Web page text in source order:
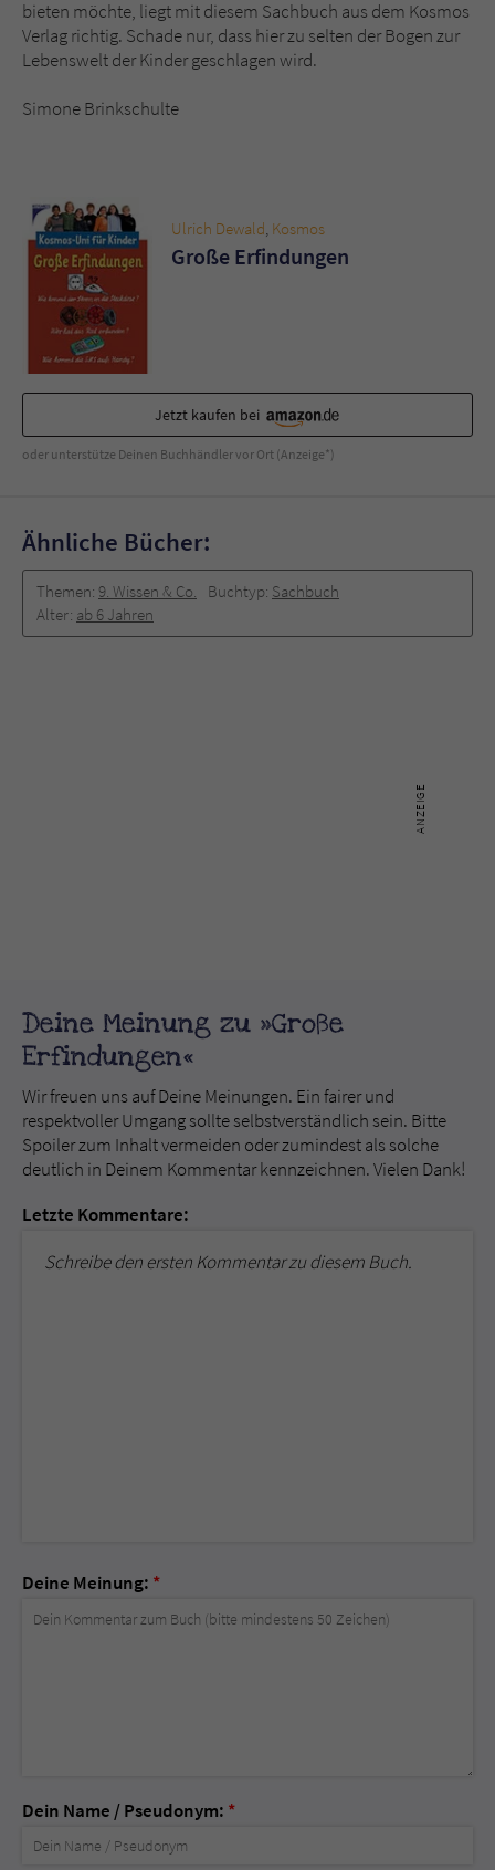
bieten möchte, liegt mit diesem Sachbuch aus dem Kosmos
Verlag richtig. Schade nur, dass hier zu selten der Bogen zur
Lebenswelt der Kinder geschlagen wird.
Simone Brinkschulte
Ulrich Dewald, Kosmos
Große Erfindungen
Jetzt kaufen bei
oder unterstütze Deinen Buchhändler vor Ort (Anzeige*)
Ähnliche Bücher:
Themen: 9. Wissen & Co. Buchtyp: Sachbuch
Alter: ab 6 Jahren
Deine Meinung zu »Große
Erfindungen«
Wir freuen uns auf Deine Meinungen. Ein fairer und
respektvoller Umgang sollte selbstverständlich sein. Bitte
Spoiler zum Inhalt vermeiden oder zumindest als solche
deutlich in Deinem Kommentar kennzeichnen. Vielen Dank!
Letzte Kommentare:
Schreibe den ersten Kommentar zu diesem Buch.
Deine Meinung: *
Dein Name / Pseudonym: *